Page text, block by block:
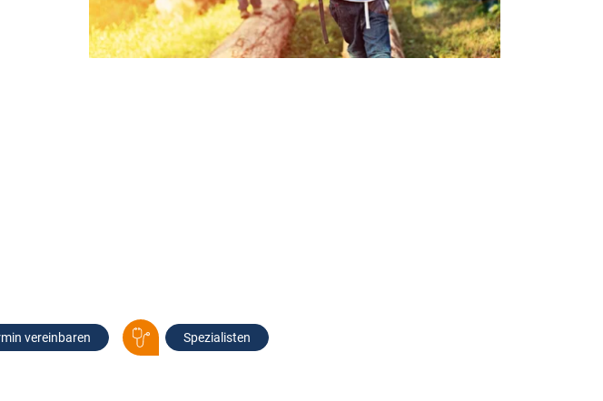
vereinbaren Spezialisten